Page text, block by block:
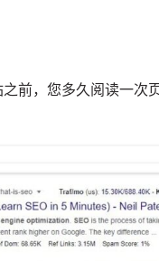
前，您多久阅读一次